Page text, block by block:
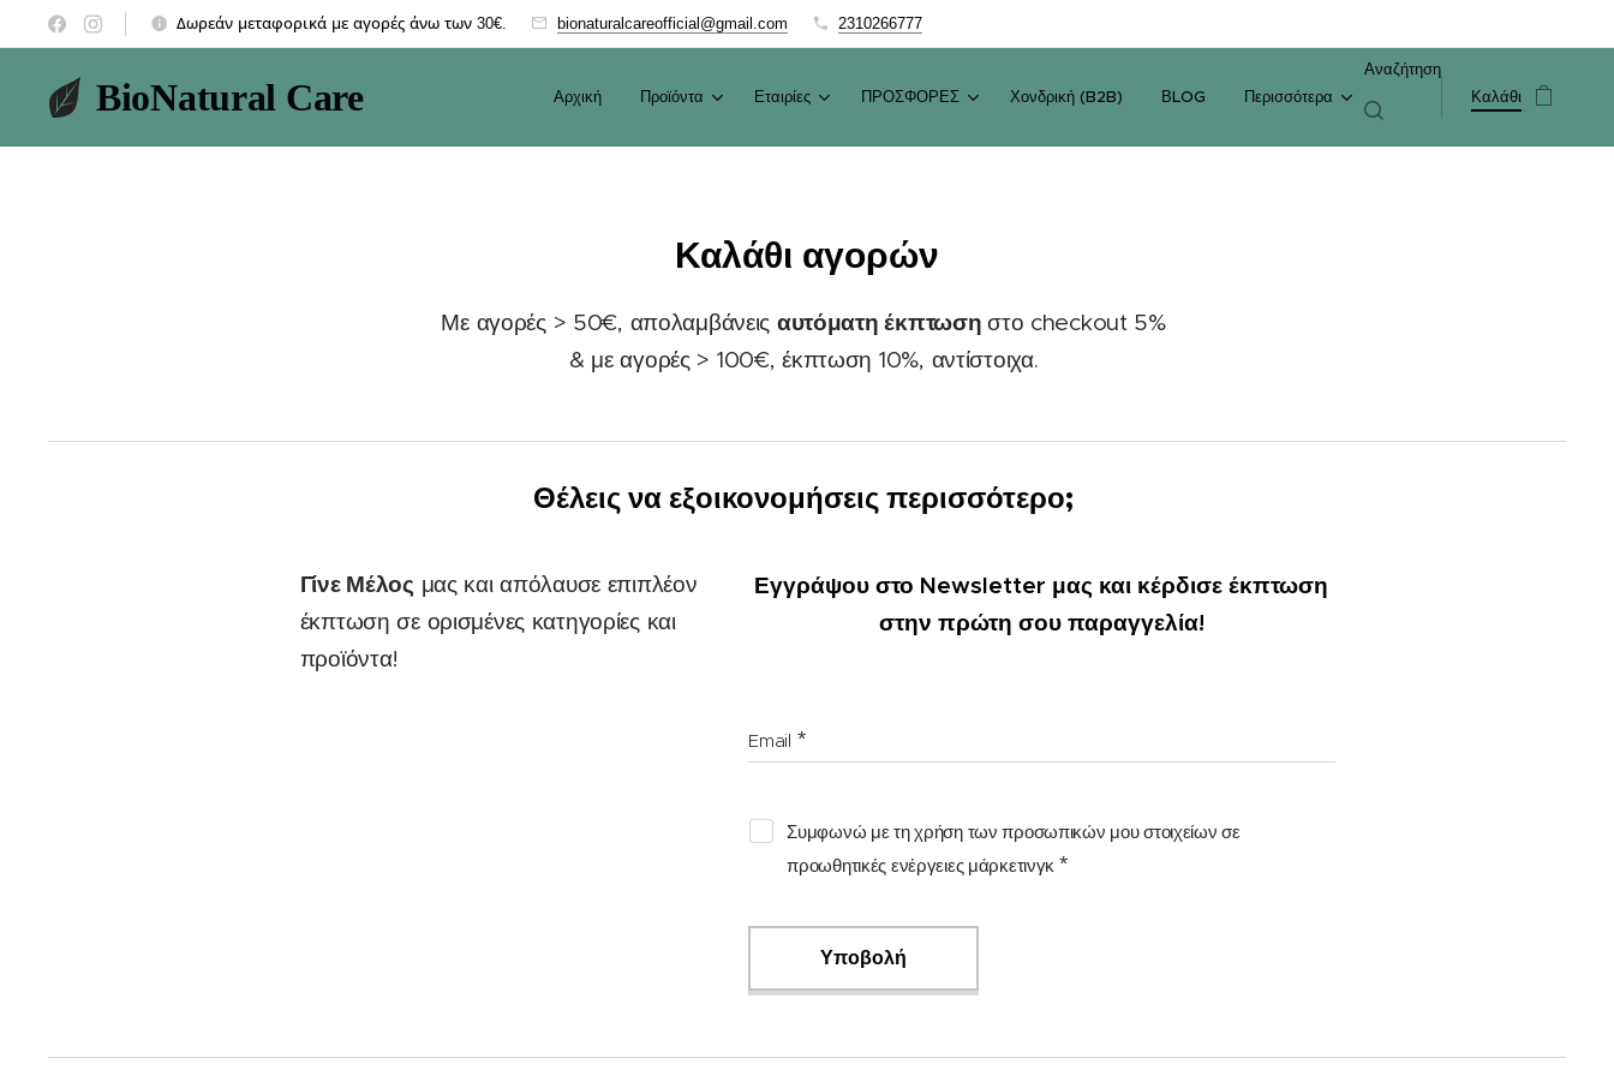
Δωρεάν μεταφορικά με αγορές άνω των 30€. bionaturalcareofficial@gmail.com 2310266777
BioNatural Care Αρχική Προϊόντα Εταιρίες ΠΡΟΣΦΟΡΕΣ Χονδρική (B2B) ΒLOG Περισσότερα
Αναζήτηση
Καλάθι
Καλάθι αγορών
Με αγορές > 50€, απολαμβάνεις αυτόματη έκπτωσηστο checkout 5%
& με αγορές > 100€, έκπτωση 10%, αντίστοιχα.
Θέλεις να εξοικονομήσεις περισσότερο;
Γίνε Μέλος μας και απόλαυσε επιπλέον
έκπτωση σε ορισμένες κατηγορίες και
προϊόντα!
Εγγράψου στο Newsletter μας και κέρδισε έκπτωση
στην πρώτη σου παραγγελία!
Email
Συμφωνώ με τη χρήση των προσωπικών μου στοιχείων σε
προωθητικές ενέργειες μάρκετινγκ
Υποβολή